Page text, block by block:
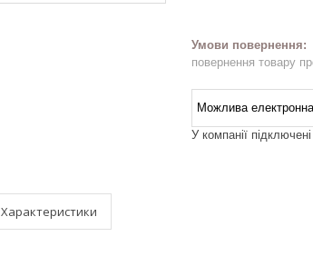
повернення товару
У компанії
Характеристики